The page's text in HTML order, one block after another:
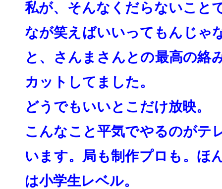
私が、そんなくだらないこと
なが笑えばいいってもんじゃ
と、
さんまさんとの最高の絡
カットしてました。
どうでもいいとこだけ放映。
こんなこと平気でやるのがテ
います。 局も制作プロも。ほ
は小学生レベル。